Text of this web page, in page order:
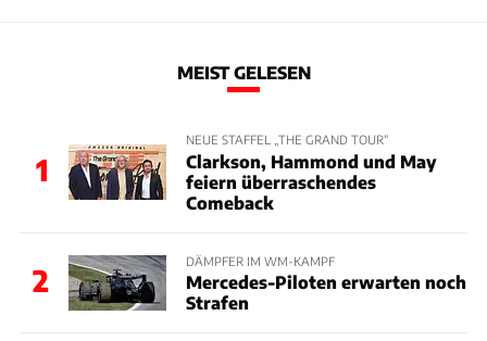
MEIST GELESEN
1
NEUE STAFFEL „THE GRAND TOUR“
Clarkson, Hammond und May
feiern überraschendes
Comeback
2
DÄMPFER IM WM-KAMPF
Mercedes-Piloten erwarten noch
Strafen